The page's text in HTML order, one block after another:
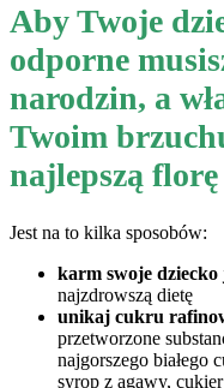
Aby Twoje
odporne
narodzin, a
Twoim
najlepszą
Jest na to kilka sposobów:
karm swoje dziecko
najzdrowszą dietę
unikaj cukru
przetworzone
najgorszego białego
syrop z agawy,